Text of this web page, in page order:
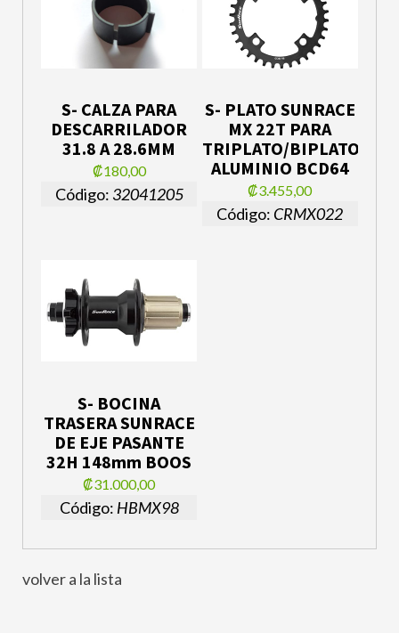
S- CALZA PARA
DESCARRILADOR
31.8 A 28.6MM
₡180,00
Código: 32041205
S- PLATO SUNRACE
MX 22T PARA
TRIPLATO/BIPLATO
ALUMINIO BCD64
₡3.455,00
Código: CRMX022
S- BOCINA
TRASERA SUNRACE
DE EJE PASANTE
32H 148mm BOOS
₡31.000,00
Código: HBMX98
volver a la lista